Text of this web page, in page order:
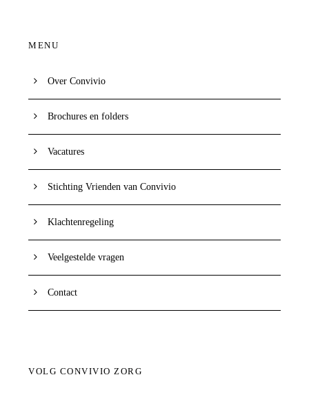
MENU
Over Convivio
Brochures en folders
Vacatures
Stichting Vrienden van Convivio
Klachtenregeling
Veelgestelde vragen
Contact
VOLG CONVIVIO ZORG